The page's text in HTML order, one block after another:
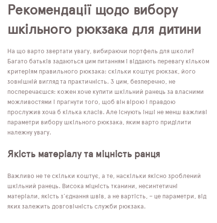
Рекомендації щодо вибору
шкільного рюкзака для дитини
На що варто звертати увагу, вибираючи портфель для школи?
Багато батьків задаються цим питанням і віддають перевагу кільком
критеріям правильного рюкзака: скільки коштує рюкзак, його
зовнішній вигляд та практичність. З цим, безперечно, не
посперечаєшся: кожен хоче купити шкільний ранець за власними
можливостями і прагнути того, щоб він вірою і правдою
прослужив хоча б кілька класів. Але існують інші не менш важливі
параметри вибору шкільного рюкзака, яким варто приділити
належну увагу.
Якість матеріалу та міцність ранця
Важливо не те скільки коштує, а те, наскільки якісно зроблений
шкільний ранець. Висока міцність тканини, несинтетичні
матеріали, якість з'єднання швів, а не вартість, – це параметри, від
яких залежить довговічність служби рюкзака.